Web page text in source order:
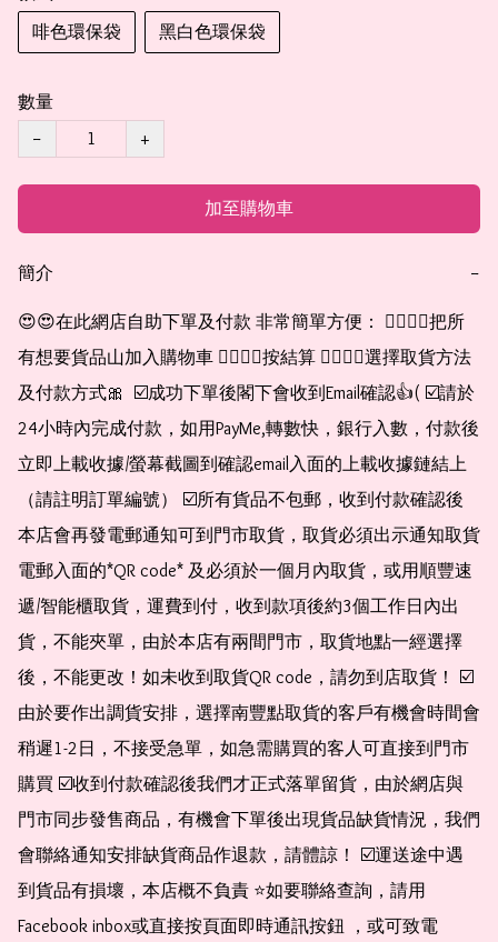
啡色環保袋
黑白色環保袋
數量
−
+
加至購物車
簡介 −
😍😍在此網店自助下單及付款 非常簡單方便： 👉🏻👉🏻把所
有想要貨品山加入購物車 👉🏻👉🏻按結算 👉🏻👉🏻選擇取貨方法
及付款方式🎀  ☑️成功下單後閣下會收到Email確認👍( ☑️請於
24小時內完成付款，如用PayMe,轉數快，銀行入數，付款後
立即上載收據/螢幕截圖到確認email入面的上載收據鏈結上
（請註明訂單編號） ☑️所有貨品不包郵，收到付款確認後
本店會再發電郵通知可到門市取貨，取貨必須出示通知取貨
電郵入面的*QR code* 及必須於一個月內取貨，或用順豐速
遞/智能櫃取貨，運費到付，收到款項後約3個工作日內出
貨，不能夾單，由於本店有兩間門市，取貨地點一經選擇
後，不能更改！如未收到取貨QR code，請勿到店取貨！ ☑️
由於要作出調貨安排，選擇南豐點取貨的客戶有機會時間會
稍遲1-2日，不接受急單，如急需購買的客人可直接到門市
購買 ☑️收到付款確認後我們才正式落單留貨，由於網店與
門市同步發售商品，有機會下單後出現貨品缺貨情況，我們
會聯絡通知安排缺貨商品作退款，請體諒！ ☑️運送途中遇
到貨品有損壞，本店概不負責 ⭐️如要聯絡查詢，請用
Facebook inbox或直接按頁面即時通訊按鈕 ，或可致電